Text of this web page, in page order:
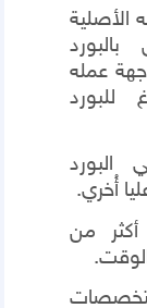
الأصلية
عمله
للبورد
البورد
أُخري.
من